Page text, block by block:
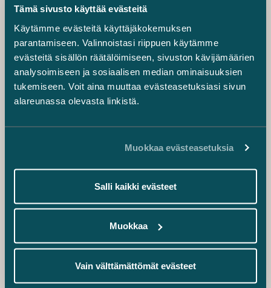
Tämä sivusto käyttää evästeitä
Käytämme evästeitä käyttäjäkokemuksen
parantamiseen. Valinnoistasi riippuen käytämme
evästeitä sisällön räätälöimiseen, sivuston kävijämäärien
analysoimiseen ja sosiaalisen median ominaisuuksien
tukemiseen. Voit aina muuttaa evästeasetuksiasi sivun
alareunassa olevasta linkistä.
Muokkaa evästeasetuksia
Salli kaikki evästeet
Muokkaa
Vain välttämättömät evästeet
Counsel
freja.harima@castren.fi
Counsel
+358 40 760 1565
tuomas.honkinen@castren.fi
Senior Associate
jussi.makikangas@castren.fi
Anton Helanterä
Associate
+358 45 788 18000
Associate
+358 40 032 6436